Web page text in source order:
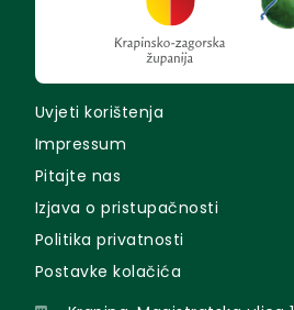
Uvjeti korištenja
Impressum
Pitajte nas
Izjava o pristupačnosti
Politika privatnosti
Postavke kolačića